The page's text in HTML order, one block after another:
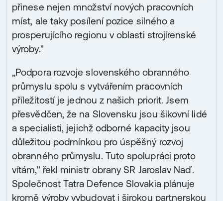
přinese nejen množství nových pracovních
míst, ale taky posílení pozice silného a
prosperujícího regionu v oblasti strojírenské
výroby."
„Podpora rozvoje slovenského obranného
průmyslu spolu s vytvářením pracovních
příležitostí je jednou z našich priorit. Jsem
přesvědčen, že na Slovensku jsou šikovní lidé
a specialisti, jejichž odborné kapacity jsou
důležitou podmínkou pro úspěšný rozvoj
obranného průmyslu. Tuto spolupráci proto
vítám," řekl ministr obrany SR Jaroslav Naď.
Společnost Tatra Defence Slovakia plánuje
kromě výroby vybudovat i širokou partnerskou